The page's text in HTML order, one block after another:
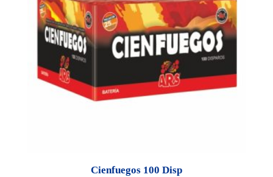
Cienfuegos 100 Disp